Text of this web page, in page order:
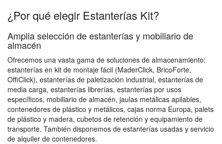
¿Por qué elegir Estanterías Kit?
Amplia selección de estanterías y mobiliario de
almacén
Ofrecemos una vasta gama de soluciones de almacenamiento:
estanterías en kit de montaje fácil (MaderClick, BricoForte,
OffiClick), estanterías de paletización industrial, estanterías de
media carga, estanterías librerías, estanterías por usos
específicos, mobiliario de almacén, jaulas metálicas apilables,
contenedores de plástico y metálicos, cajas norma Europa, palets
de plástico y madera, cubetos de retención y equipamiento de
transporte. También disponemos de estanterías usadas y servicio
de alquiler de contenedores.